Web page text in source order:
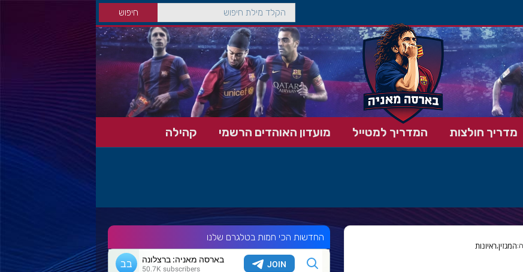
מדריך חולצות המדריך למטייל מועדון האוהדים הרשמי קהילה
המגזין,ראיונות
החדשות הכי חמות בטלגרם שלנו